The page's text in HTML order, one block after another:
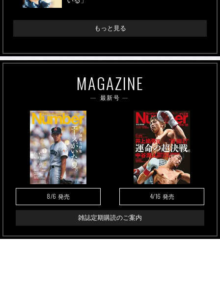
もっと見る
MAGAZINE
最新号
8/6 発売 4/16 発売
雑誌定期購読のご案内